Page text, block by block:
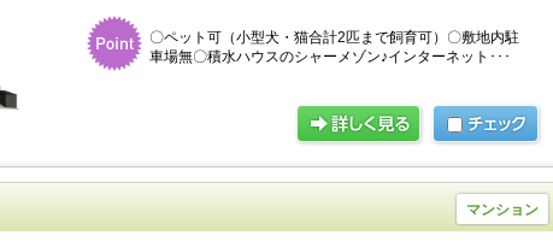
〇ペット可（小型犬・猫合計2匹まで飼育可）〇敷地内駐
車場無〇積水ハウスのシャーメゾン♪インターネット･･･
マンション